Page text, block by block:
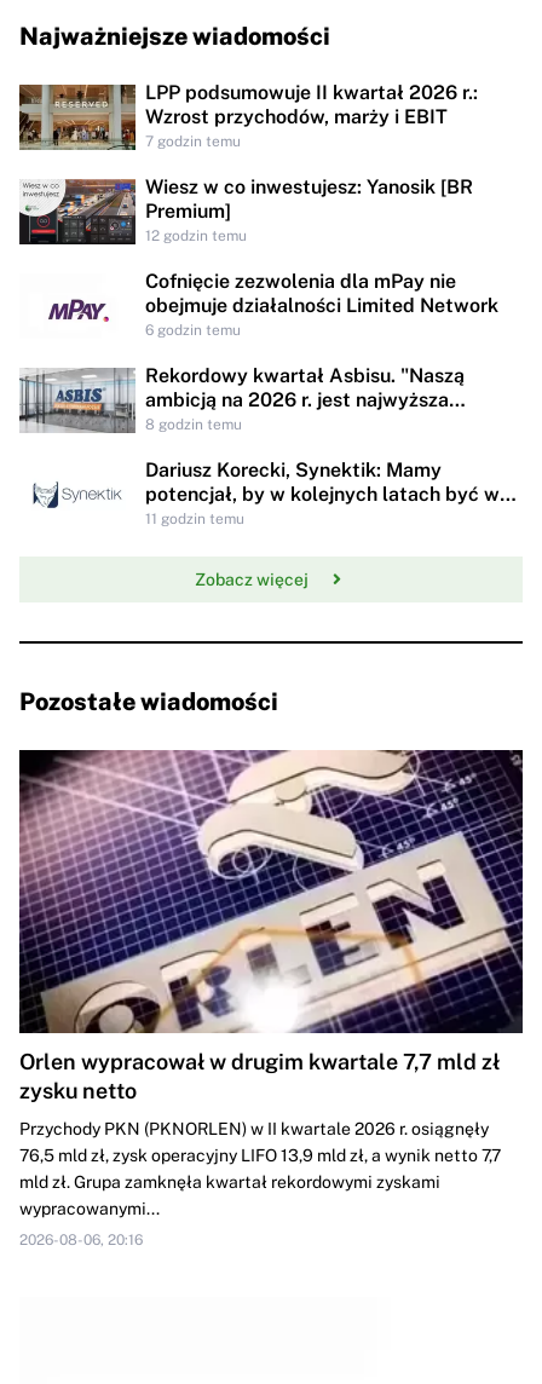
Najważniejsze wiadomości
LPP podsumowuje II kwartał 2026 r.:
Wzrost przychodów, marży i EBIT
7 godzin temu
Wiesz w co inwestujesz: Yanosik [BR
Premium]
12 godzin temu
Cofnięcie zezwolenia dla mPay nie
obejmuje działalności Limited Network
6 godzin temu
Rekordowy kwartał Asbisu. "Naszą
ambicją na 2026 r. jest najwyższa
rentowności w historii"
8 godzin temu
Dariusz Korecki, Synektik: Mamy
potencjał, by w kolejnych latach być w
awangardzie rewolucji technologicznej
11 godzin temu
Zobacz więcej
Pozostałe wiadomości
Orlen wypracował w drugim kwartale 7,7 mld zł
zysku netto
Przychody PKN (PKNORLEN) w II kwartale 2026 r. osiągnęły
76,5 mld zł, zysk operacyjny LIFO 13,9 mld zł, a wynik netto 7,7
mld zł. Grupa zamknęła kwartał rekordowymi zyskami
wypracowanymi...
2026-08-06, 20:16